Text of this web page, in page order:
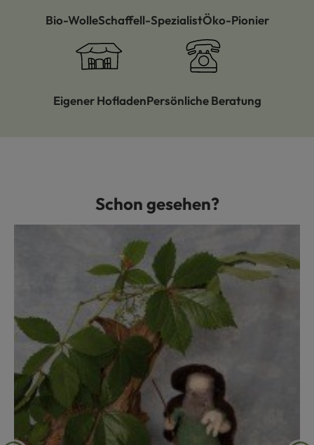
Bio-WolleSchaffell-SpezialistÖko-Pionier
Eigener HofladenPersönliche Beratung
Produktgalerie überspringenSchon gesehen?